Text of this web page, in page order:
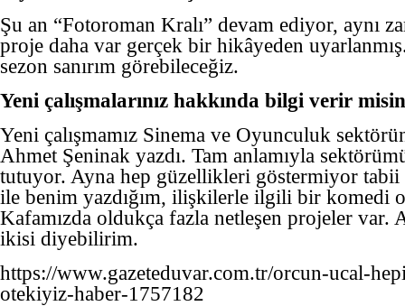
Şu an “Fotoroman Kralı” devam ediyor, aynı
proje daha var gerçek bir hikâyeden
sezon sanırım görebileceğiz.
Yeni çalışmalarınız hakkında bilgi verir
Yeni çalışmamız Sinema ve Oyunculuk
Ahmet Şeninak yazdı. Tam anlamıyla
tutuyor. Ayna hep güzellikleri göstermiyor tabii
ile benim yazdığım, ilişkilerle ilgili bir komedi
Kafamızda oldukça fazla netleşen projeler var.
ikisi diyebilirim.
https://www.gazeteduvar.com.tr/orcun-ucal-
otekiyiz-haber-1757182